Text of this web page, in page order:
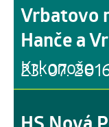
23. 07.
Vrbatovo
Hanče a
Krkonoše